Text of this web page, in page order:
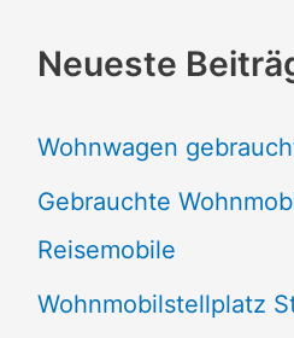
Neueste
Wohnwagen
Gebrauchte
Reisemobile
Wohnmobilstellplatz